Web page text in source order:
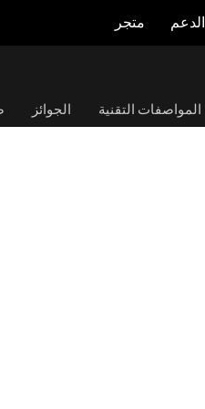
الدعم متجر
المواصفات التقنية الجوائز